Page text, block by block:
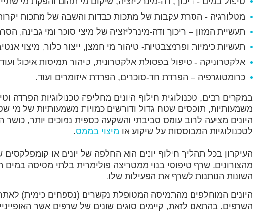
מטלורגיה - הסרת עקבות של מתכות כבדות והשבה של מתכות יקרות
תעשיית המזון – ריכוך ודה-מינרליזציה של מיצי סוכר ומי גבינה,
תעשיות כימיות ופרמצבטיות- טיהור מי חמצן, ייצור כלור, מיצוי
אלקטרוניקה - טיפול בפסולת אלקטרונית, טיהור תמיסות איכול
כרומטוגרפיה – הפרדת חד-סוכרים, הפרדת איזומרים ועוד.
במקרים רבים, טכנולוגית חילוף היונים מחליפה טכנולוגיות הפרדה
משמעותיות, תופסים שטח גדול ודורשים כמויות משמעותיות של מי
היונים מציעה לרוב עומס סביבתי והשקעה כספית נמוכים יותר, כושר
לטכנולוגיות המבוססות על שיקוע או מיצוי בממס.
העיקרון בכל תהליך חילוף יונים הוא החלפה של יונים או
מהצורונים. שרף טיפוסי בנוי ממטריצה פולימרית בלתי מסיסה
השונות הנותנות לשרף את הפעילות שלו.
היונים המוחלפים מהתמיסה המטופלת נקשרים (נספחים כימית)